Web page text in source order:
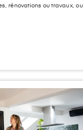
rénovations ou travaux, ou